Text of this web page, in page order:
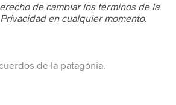
de cambiar los términos de la
en cualquier momento.
de la patagónia.